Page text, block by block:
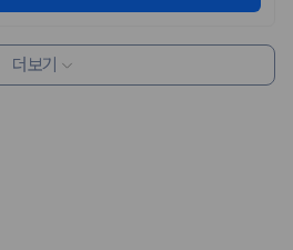
비교해야 진짜 가격비교입
니다.
더보기